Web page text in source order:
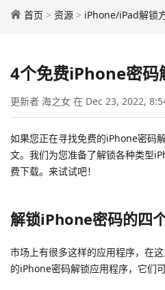
首页 > 资源 > iPhone/iPad解锁
4个免费iPhone密码
更新者 海之女 在 Dec 23, 2022,
如果您正在寻找免费的iPhone密码
文。我们为您准备了解锁各种类型
费下载。来试试吧！
解锁iPhone密码的四
市场上有很多这样的应用程序，在
的iPhone密码解锁应用程序，它们